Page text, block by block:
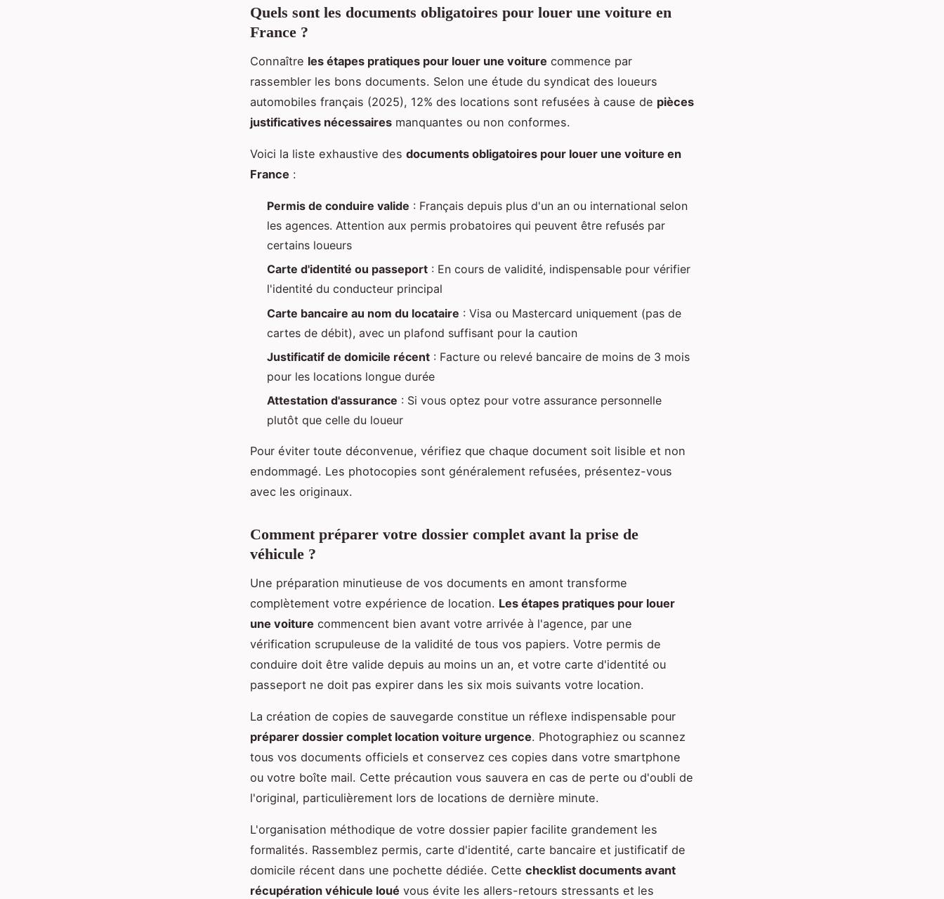
Quels sont les documents obligatoires pour louer une voiture en
France ?
Connaître les étapes pratiques pour louer une voiture commence par
rassembler les bons documents. Selon une étude du syndicat des loueurs
automobiles français (2025), 12% des locations sont refusées à cause de pièces
justificatives nécessaires manquantes ou non conformes.
Voici la liste exhaustive des documents obligatoires pour louer une voiture en
France :
Permis de conduire valide : Français depuis plus d'un an ou international selon
les agences. Attention aux permis probatoires qui peuvent être refusés par
certains loueurs
Carte d'identité ou passeport : En cours de validité, indispensable pour vérifier
l'identité du conducteur principal
Carte bancaire au nom du locataire : Visa ou Mastercard uniquement (pas de
cartes de débit), avec un plafond suffisant pour la caution
Justificatif de domicile récent : Facture ou relevé bancaire de moins de 3 mois
pour les locations longue durée
Attestation d'assurance : Si vous optez pour votre assurance personnelle
plutôt que celle du loueur
Pour éviter toute déconvenue, vérifiez que chaque document soit lisible et non
endommagé. Les photocopies sont généralement refusées, présentez-vous
avec les originaux.
Comment préparer votre dossier complet avant la prise de
véhicule ?
Une préparation minutieuse de vos documents en amont transforme
complètement votre expérience de location. Les étapes pratiques pour louer
une voiture commencent bien avant votre arrivée à l'agence, par une
vérification scrupuleuse de la validité de tous vos papiers. Votre permis de
conduire doit être valide depuis au moins un an, et votre carte d'identité ou
passeport ne doit pas expirer dans les six mois suivants votre location.
La création de copies de sauvegarde constitue un réflexe indispensable pour
préparer dossier complet location voiture urgence. Photographiez ou scannez
tous vos documents officiels et conservez ces copies dans votre smartphone
ou votre boîte mail. Cette précaution vous sauvera en cas de perte ou d'oubli de
l'original, particulièrement lors de locations de dernière minute.
L'organisation méthodique de votre dossier papier facilite grandement les
formalités. Rassemblez permis, carte d'identité, carte bancaire et justificatif de
domicile récent dans une pochette dédiée. Cette checklist documents avant
récupération véhicule loué vous évite les allers-retours stressants et les